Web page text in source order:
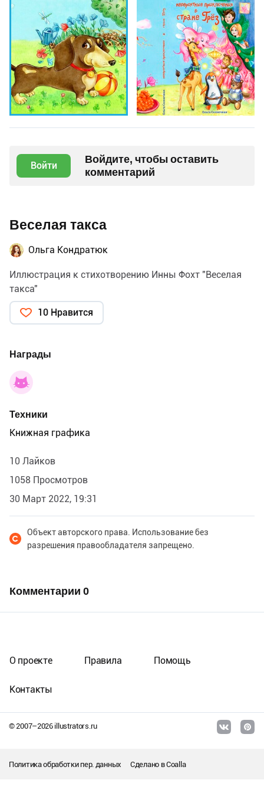
Войти
Войдите, чтобы оставить
комментарий
Веселая такса
Ольга Кондратюк
Иллюстрация к стихотворению Инны Фохт "Веселая
такса"
10 Нравится
Награды
Техники
Книжная графика
10 Лайков
1058 Просмотров
30 Март 2022, 19:31
Объект авторского права. Использование без
разрешения правообладателя запрещено.
Комментарии 0
© 2007–2026illustrators.ru
О проекте Правила Помощь
Контакты
Политика обработки пер. данных Сделано вCoalla